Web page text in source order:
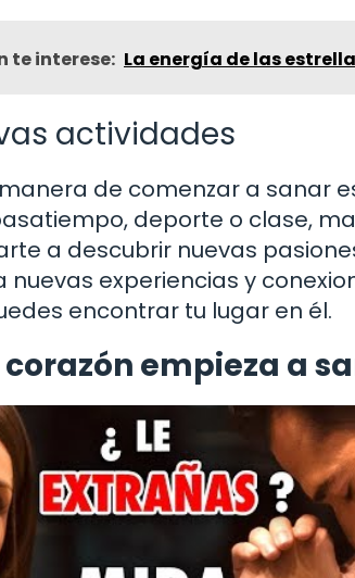
te interese: La energía de las
actividades
de comenzar a sanar
deporte o clase,
a descubrir nuevas
experiencias y
encontrar tu lugar en él.
empieza a